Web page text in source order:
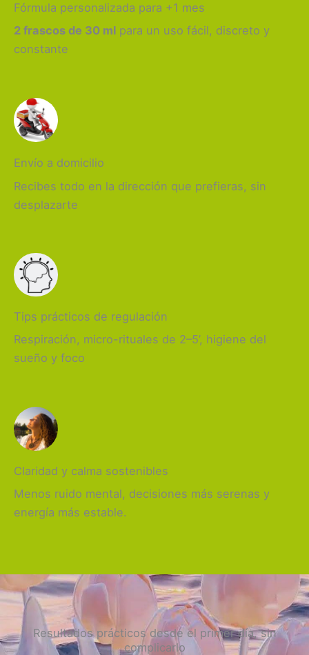
Fórmula personalizada para +1 mes
2 frascos de 30 ml para un uso fácil, discreto y
constante
Envío a domicilio
Recibes todo en la dirección que prefieras, sin
desplazarte
Tips prácticos de regulación
Respiración, micro-rituales de 2–5’, higiene del
sueño y foco
Claridad y calma sostenibles
Menos ruido mental, decisiones más serenas y
energía más estable.
Resultados prácticos desde el primer día, sin
complicarlo